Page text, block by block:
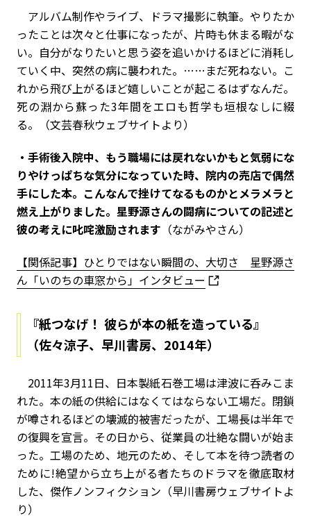
アルバム制作やライブ、ドラマ撮影に執筆。やりたか
ったことは次々と仕事になったが、片時も休まる暇がな
い。自分がなりたいと思う姿を追いかけるほどに消耗し
ていく中、突然の病に襲われた。……まだ死ねない。こ
れから飛び上がるほど嬉しいことが起こるはずなんだ。
死の淵から蘇った3年間をエロも哲学も垣根なしに綴
る。（文芸春秋ウェブサイトより）
・手術後入院中、もう職場には戻れないかもと気弱にな
りやけっぱちな気分になっていた時、院内の売店で偶然
手にした本。こんなんで挫けてなるものかとメラメラと
燃え上がりました。星野源さんの闘病についての記述と
彼の考えに叱咤激励されます （ながみやさん）
【関係記事】ひとりではない瞬間の、大切さ 星野源さ
ん「いのちの車窓から」インタビュー
『紙つなげ！ 彼らが本の紙を造っている』
（佐々涼子、早川書房、2014年）
2011年3月11日、日本製紙石巻工場は津波に呑みこま
れた。本の紙の供給にはなくてはならない工場だ。閉鎖
が噂されるほどの壊滅的被害だったが、工場長は半年で
の復興を宣言。その日から、従業員の壮絶な闘いが始ま
った。工場のため、地元のため、そして本を待つ読者の
ために!絶望から立ち上がる者たちのドラマを徹底取材
した、傑作ノンフィクション（早川書房ウェブサイトよ
り）